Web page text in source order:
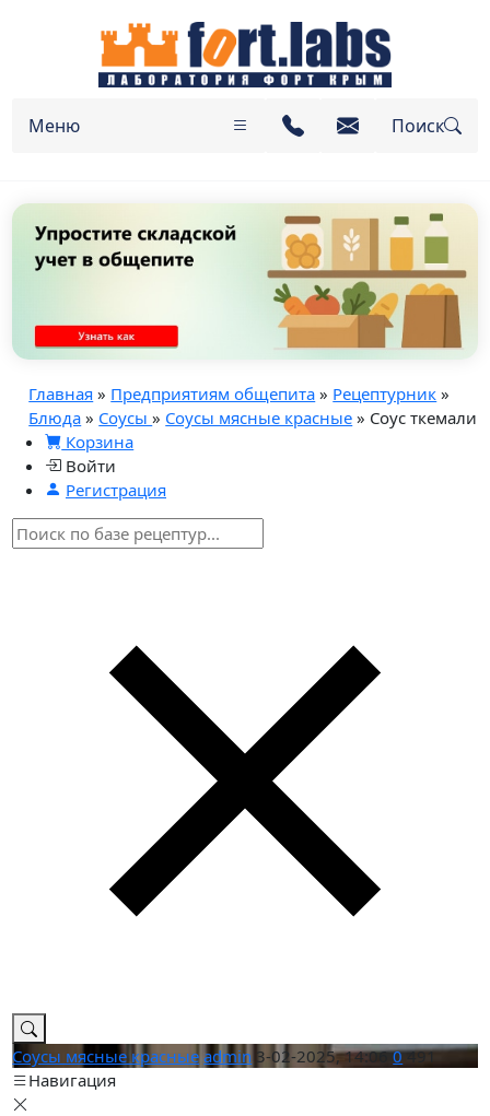
Меню Поиск
Главная » Предприятиям общепита » Рецептурник »
Блюда » Соусы» Соусы мясные красные » Соус ткемали
Корзина
Войти
Регистрация
Соусы мясные красные admin 3-02-2025, 14:06 0 491
Навигация